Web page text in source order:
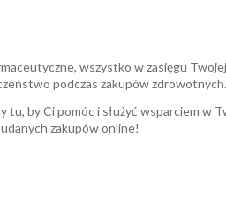
wszystko w zasięgu
podczas zakupów zdrowotnych.
tu, by Ci pomóc i służyć wsparciem w
zakupów online!